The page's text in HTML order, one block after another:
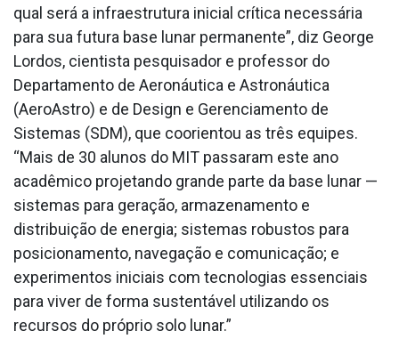
qual será a infraestrutura inicial crítica necessária
para sua futura base lunar permanente”, diz George
Lordos, cientista pesquisador e professor do
Departamento de Aeronáutica e Astronáutica
(AeroAstro) e de Design e Gerenciamento de
Sistemas (SDM), que coorientou as três equipes.
“Mais de 30 alunos do MIT passaram este ano
acadêmico projetando grande parte da base lunar —
sistemas para geração, armazenamento e
distribuição de energia; sistemas robustos para
posicionamento, navegação e comunicação; e
experimentos iniciais com tecnologias essenciais
para viver de forma sustentável utilizando os
recursos do próprio solo lunar.”